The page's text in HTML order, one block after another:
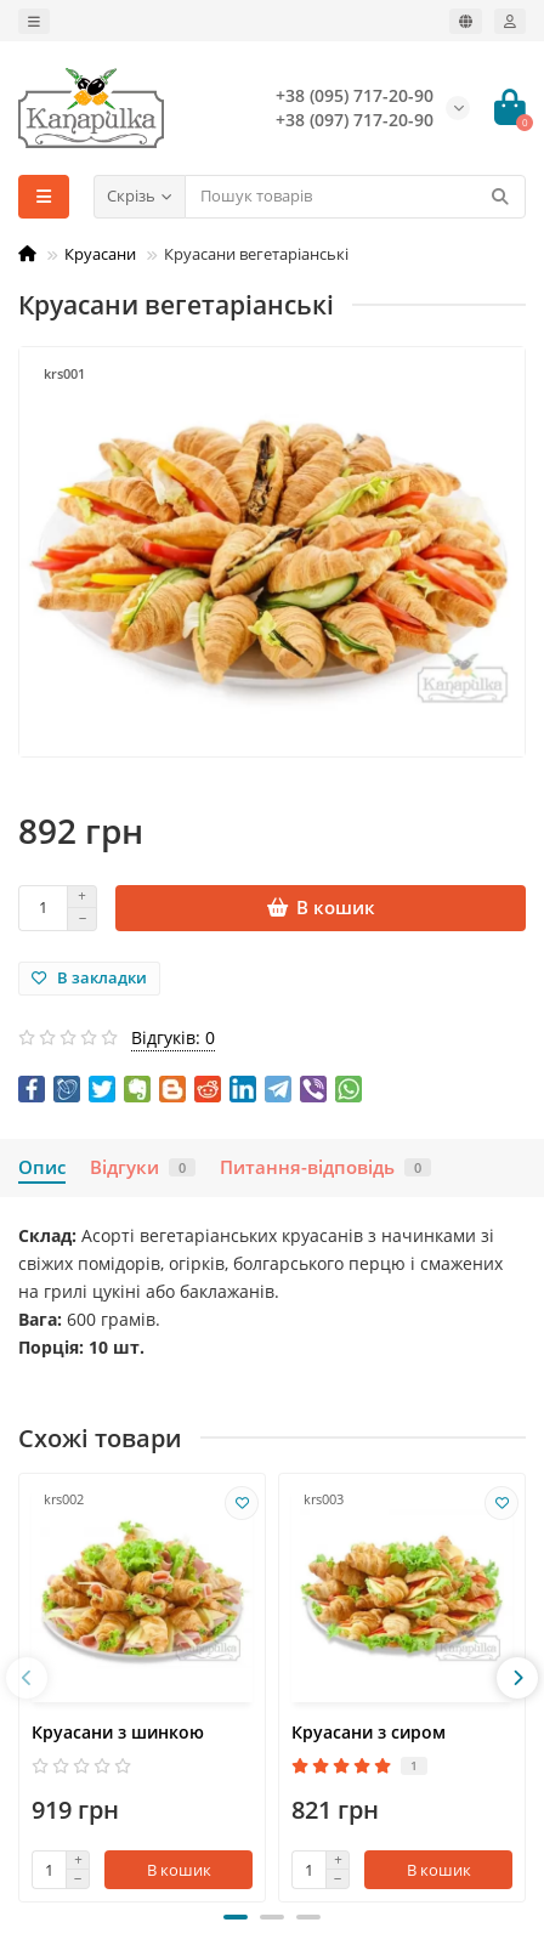
+38 (095) 717-20-90
+38 (097) 717-20-90
0
Скрізь
Круасани Круасани вегетаріанські
Круасани вегетаріанські
krs001
892 грн
В кошик
В закладки
Відгуків: 0
Опис Відгуки 0 Питання-відповідь 0
Склад: Асорті вегетаріанських круасанів з начинками зі
свіжих помідорів, огірків, болгарського перцю і смажених
на грилі цукіні або баклажанів.
Вага: 600 грамів.
Порція: 10 шт.
Схожі товари
krs002
Круасани з шинкою
919 грн
В кошик
krs003
Круасани з сиром
1
821 грн
В кошик